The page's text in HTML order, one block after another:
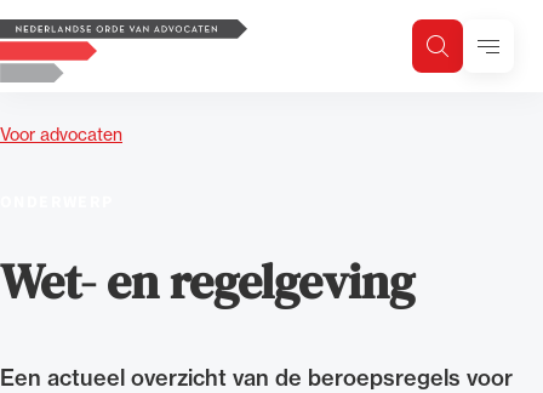
Logo, to the homepage
ZoekenMenu
Voor advocaten
Wet- en regelgeving
Een actueel overzicht van de beroepsregels voor
Zoeken
Zoek op trefwoord